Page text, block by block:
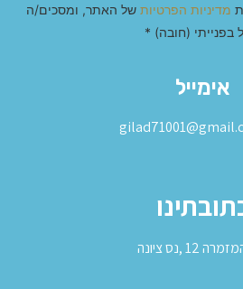
מדיניות הפרטיות של האתר, ומסכים/ה
בפנייתי (חובה) *
אימייל
12 ,נס ציונה